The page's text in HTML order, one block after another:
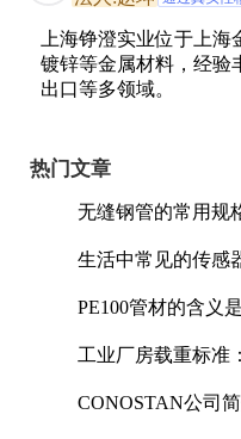
上海铮澄实业位于上
镀锌等金属材料，经验
出口等多领域。
热门文章
无缝钢管的常用规
生活中常见的传感
PE100管材的含义
工业厂房载重标准
CONOSTAN公司